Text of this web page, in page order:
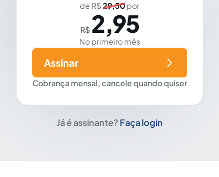
de R$29,50por
R$ 2,95
No primeiro mês
Cobrança mensal, cancele quando quiser
Assinar
Já é assinante? Faça login